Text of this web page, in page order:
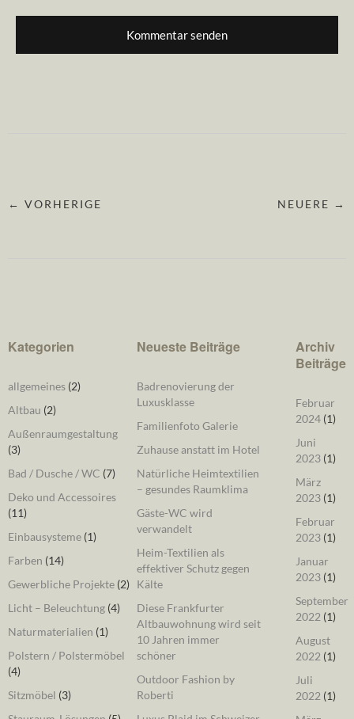
← VORHERIGE NEUERE →
Kategorien
allgemeines (2)
Altbau (2)
Außenraumgestaltung
(3)
Bad / Dusche / WC (7)
Deko und Accessoires
(11)
Einbausysteme (1)
Farben (14)
Gewerbliche Projekte (2)
Licht – Beleuchtung (4)
Naturmaterialien (1)
Polstern / Polstermöbel
(4)
Sitzmöbel (3)
Neueste Beiträge
Badrenovierung der
Luxusklasse
Familienfoto Galerie
Zuhause anstatt im Hotel
Natürliche Heimtextilien
– gesundes Raumklima
Gäste-WC wird
verwandelt
Heim-Textilien als
effektiver Schutz gegen
Kälte
Diese Frankfurter
Altbauwohnung wird seit
10 Jahren immer
schöner
Outdoor Fashion by
Roberti
Archiv
Beiträge
Februar
2024(1)
Juni
2023(1)
März
2023(1)
Februar
2023(1)
Januar
2023(1)
September
2022 (1)
August
2022 (1)
Juli
2022 (1)